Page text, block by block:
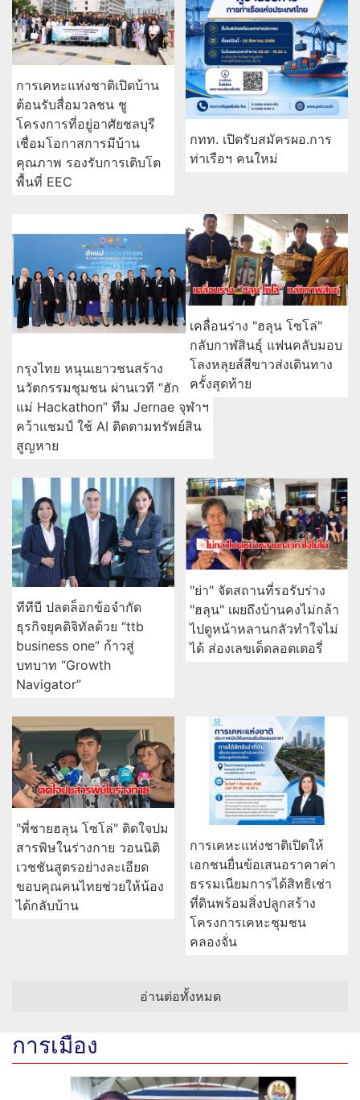
การเคหะแห่งชาติเปิดบ้าน
ต้อนรับสื่อมวลชน ชู
โครงการที่อยู่อาศัยชลบุรี
เชื่อมโอกาสการมีบ้าน
คุณภาพ รองรับการเติบโต
พื้นที่ EEC
กทท. เปิดรับสมัครผอ.การ
ท่าเรือฯ คนใหม่
กรุงไทย หนุนเยาวชนสร้าง
นวัตกรรมชุมชน ผ่านเวที “ฮัก
แม่ Hackathon” ทีม Jernae จุฬาฯ
คว้าแชมป์ ใช้ AI ติดตามทรัพย์สิน
สูญหาย
เคลื่อนร่าง "ฮลุน โซโล่"
กลับกาฬสินธุ์ แฟนคลับมอบ
โลงหลุยส์สีขาวส่งเดินทาง
ครั้งสุดท้าย
ทีทีบี ปลดล็อกข้อจำกัด
ธุรกิจยุคดิจิทัลด้วย “ttb
business one” ก้าวสู่
บทบาท “Growth
Navigator”
"ย่า" จัดสถานที่รอรับร่าง
"ฮลุน" เผยถึงบ้านคงไม่กล้า
ไปดูหน้าหลานกลัวทำใจไม่
ได้ ส่องเลขเด็ดลอตเตอรี่
"พี่ชายฮลุน โซโล่" ติดใจปม
สารพิษในร่างกาย วอนนิติ
เวชชันสูตรอย่างละเอียด
ขอบคุณคนไทยช่วยให้น้อง
ได้กลับบ้าน
การเคหะแห่งชาติเปิดให้
เอกชนยื่นข้อเสนอราคาค่า
ธรรมเนียมการได้สิทธิเช่า
ที่ดินพร้อมสิ่งปลูกสร้าง
โครงการเคหะชุมชน
คลองจั่น
อ่านต่อทั้งหมด
การเมือง